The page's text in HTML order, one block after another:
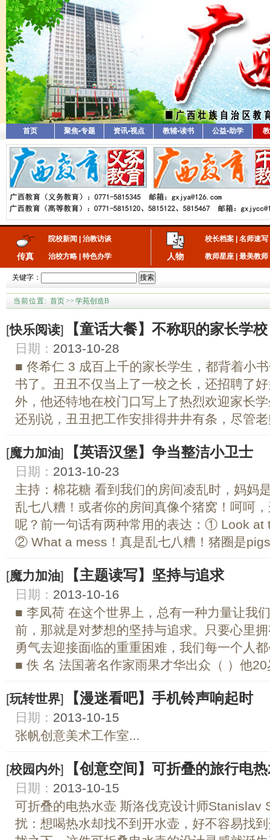
首页 聚焦•专题 资讯•视点 教辅•读书 公益•助学
传真
院校新闻 治教访谈
治校方略 特色办学 人物
校长档案 名师速写
教师星座 最美教师
关键字： 搜索
当前位置: 首页>> 学苑创造B
[快乐阅读] 【童话大餐】不称职的家长学
日期： 2013-10-28
■ 佟希仁 3 成百上千的家长学生，都背着小
书了。丑丑不仅当上了一校之长，还招聘了
外，他还特地在校门口写上了热烈欢迎家长
还别说，丑丑把工作安排得井井有条，尽管
[魔力加油] 【英语汉堡】争当整洁小卫士
日期： 2013-10-23
主持：棉花糖 看到我们的房间凌乱时，妈妈
乱七八糟！或者你的房间真像个猪窝！呵呵
呢？前一句话有两种常用的表达：① Look at
② What a mess！真是乱七八糟！猪圈是
[魔力加油] 【主题读写】坚持与追求
日期： 2013-10-16
■ 李凤荷 在这个世界上，总有一种力量让我
前，那就是对梦想的坚持与追求。只要心里
勇气去迎接面临的重重困难，我们每一个人
■ 佚 名 法国著名作家雨果才华出众（ ）他
[玩转世界] 【漫迷看吧】手机铃声响起时
日期： 2013-10-15
张帆创意美术工作室...
[校园内外] 【创意空间】可折叠的旅行电
日期： 2013-10-15
可折叠的电热水壶 斯洛伐克设计师Stanislav
扰：想喝热水却找不到开水壶，好不容易找